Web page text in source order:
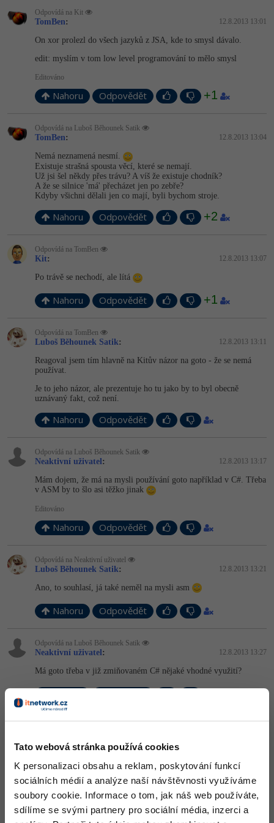
Tato webová stránka používá cookies
K personalizaci obsahu a reklam, poskytování funkcí
sociálních médií a analýze naší návštěvnosti využíváme
soubory cookie. Informace o tom, jak náš web používáte,
sdílíme se svými partnery pro sociální média, inzerci a
Odpovídá na Kit
TomBen: 12.8.2013 13:01
On xor prolezl do všech jazyků z JSA, kde to smysl dávalo.
edit: myslím v tom low level programování to mělo smysl
Editováno
Nahoru Odpovědět +1
Odpovídá na Luboš Běhounek Satik
TomBen: 12.8.2013 13:04
Nemá neznamená nesmí.
Existuje strašná spousta věcí, které se nemají.
Už jsi šel někdy přes trávu? A víš že existuje chodník?
A že se silnice 'má' přecházet jen po zebře?
Kdyby všichni dělali jen co mají, byli bychom stroje.
Nahoru Odpovědět +2
Odpovídá na TomBen
Kit: 12.8.2013 13:07
Po trávě se nechodí, ale lítá
Nahoru Odpovědět +1
Odpovídá na TomBen
Luboš Běhounek Satik: 12.8.2013 13:11
Reagoval jsem tím hlavně na Kitův názor na goto - že se nemá
používat.
Je to jeho názor, ale prezentuje ho tu jako by to byl obecně
uznávaný fakt, což není.
Nahoru Odpovědět
Odpovídá na Luboš Běhounek Satik
Neaktivní uživatel : 12.8.2013 13:17
Mám dojem, že má na mysli používání goto například v C#. Třeba
v ASM by to šlo asi těžko jinak
Editováno
Nahoru Odpovědět
Odpovídá na Neaktivní uživatel
Luboš Běhounek Satik: 12.8.2013 13:21
Ano, to souhlasí, já také neměl na mysli asm
Nahoru Odpovědět
Odpovídá na Luboš Běhounek Satik
Neaktivní uživatel: 12.8.2013 13:27
Má goto třeba v již zmiňovaném C# nějaké vhodné využití?
Problém s goto byl ten, že se dříve používalo nadměrně a
znepřehleňovalo to kód.
Ale stejně tak někteří začátečníci nadužívají třeba podmínky...
Když se goto použije opravdu na vhodném místě, tak to dokonce
kód může být přehlednější a rychlejší - třeba pro vyskočení z
vnořených smyček.